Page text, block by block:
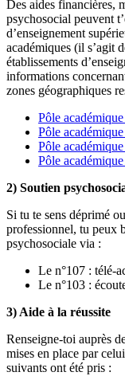
Des aides financières,
psychosocial peuvent
d’enseignement
académiques (il s’agit
établissements
informations
zones géographiques
Pôle
Pôle
Pôle
Pôle
2) Soutien
Si tu te sens déprimé
professionnel, tu peux
psychosociale via :
Le n°107 : télé-
Le n°103 :
3) Aide à la réussite
Renseigne-toi auprès
mises en place par
suivants ont été pris :